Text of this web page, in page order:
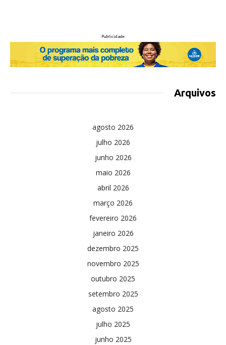
Publicidade
Arquivos
agosto 2026
julho 2026
junho 2026
maio 2026
abril 2026
março 2026
fevereiro 2026
janeiro 2026
dezembro 2025
novembro 2025
outubro 2025
setembro 2025
agosto 2025
julho 2025
junho 2025